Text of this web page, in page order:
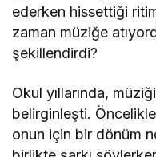
ederken hissettiği
zaman müziğe
şekillendirdi?
Okul yıllarında,
belirginleşti.
onun için bir dönüm